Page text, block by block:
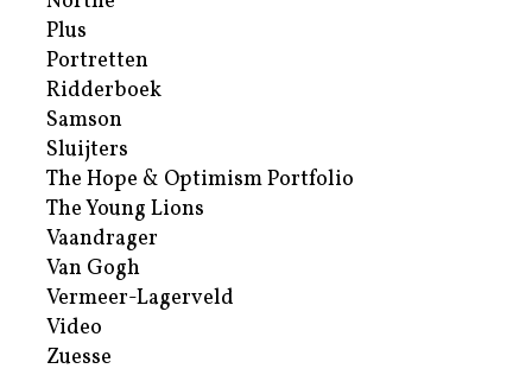
Plus
Portretten
Ridderboek
Samson
Sluijters
The Hope & Optimism Portfolio
The Young Lions
Vaandrager
Van Gogh
Vermeer-Lagerveld
Video
Zuesse